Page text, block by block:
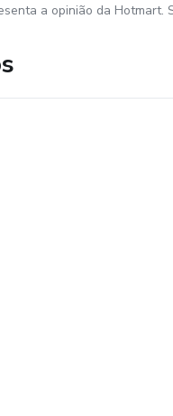
a opinião da Hotmart.